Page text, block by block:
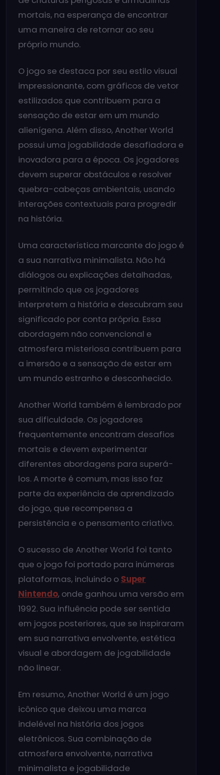
mortais, na esperança de encontrar
uma maneira de retornar ao seu
próprio mundo.
O jogo se destaca por seu estilo visual
impressionante, com gráficos de vetor
estilizados que contribuem para a
sensação de estar em um mundo
alienígena. Além disso, Another World
possui uma jogabilidade desafiadora e
inovadora para a época. Os jogadores
devem superar obstáculos e resolver
quebra-cabeças ambientais, usando
interações contextuais para progredir
na história.
Uma característica marcante do jogo é
a sua narrativa minimalista. Não há
diálogos ou explicações detalhadas,
permitindo que os jogadores
interpretem a história e descubram seu
significado por conta própria. Essa
abordagem não convencional e
atmosfera misteriosa contribuem para
a imersão e a sensação de estar em
um mundo estranho e desconhecido.
Another World também é lembrado por
sua dificuldade. Os jogadores
frequentemente encontram desafios
mortais e devem experimentar
diferentes abordagens para superá-
los. A morte é comum, mas isso faz
parte da experiência de aprendizado
do jogo, que recompensa a
persistência e o pensamento criativo.
O sucesso de Another World foi tanto
que o jogo foi portado para inúmeras
plataformas, incluindo o Super
Nintendo, onde ganhou uma versão em
1992. Sua influência pode ser sentida
em jogos posteriores, que se inspiraram
em sua narrativa envolvente, estética
visual e abordagem de jogabilidade
não linear.
Em resumo, Another World é um jogo
icônico que deixou uma marca
indelével na história dos jogos
eletrônicos. Sua combinação de
atmosfera envolvente, narrativa
minimalista e jogabilidade